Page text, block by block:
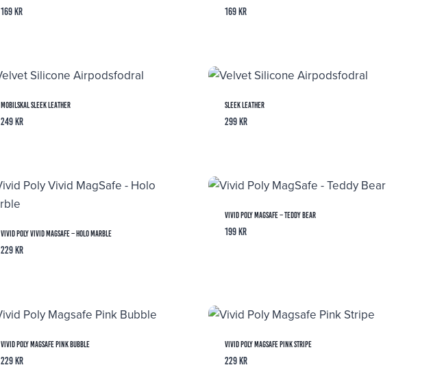
169kr 169kr
Mobilskal Sleek Leather
249 kr
Sleek Leather
299 kr
Vivid Poly Vivid MagSafe – Holo Marble
229 kr
Vivid Poly MagSafe – Teddy Bear
199 kr
Vivid Poly Magsafe Pink Bubble
229 kr
Vivid Poly Magsafe Pink Stripe
229 kr